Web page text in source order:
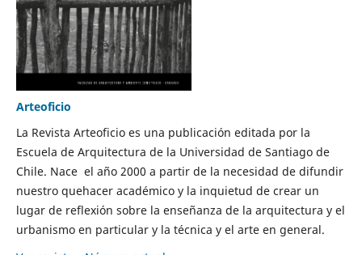
Arteoficio
La Revista Arteoficio es una publicación editada por la
Escuela de Arquitectura de la Universidad de Santiago de
Chile. Nace el año 2000 a partir de la necesidad de difundir
nuestro quehacer académico y la inquietud de crear un
lugar de reflexión sobre la enseñanza de la arquitectura y el
urbanismo en particular y la técnica y el arte en general.